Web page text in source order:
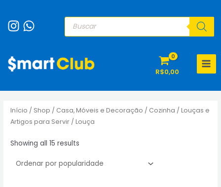
para
Pesquisar
produtos
R$0,00
Início / Shop / Casa, Móveis e Decoração / Cozinha /Louças e
Artigos para Servir / Louça
Showing all 15 results